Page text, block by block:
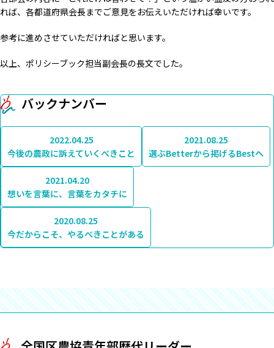
れば、各都道府県会長までご意見をお伝えいただければ幸いです。
参考に進めさせていただければと思います。
以上、ポリシーブック担当副会長の長文でした。
バックナンバー
2022.04.25
今後の農政に訴えていくべきこと
2021.08.25
選ぶBetterから掲げるBestへ
2021.04.20
想いを言葉に、言葉をカタチに
2020.08.25
今だからこそ、やるべきことがある